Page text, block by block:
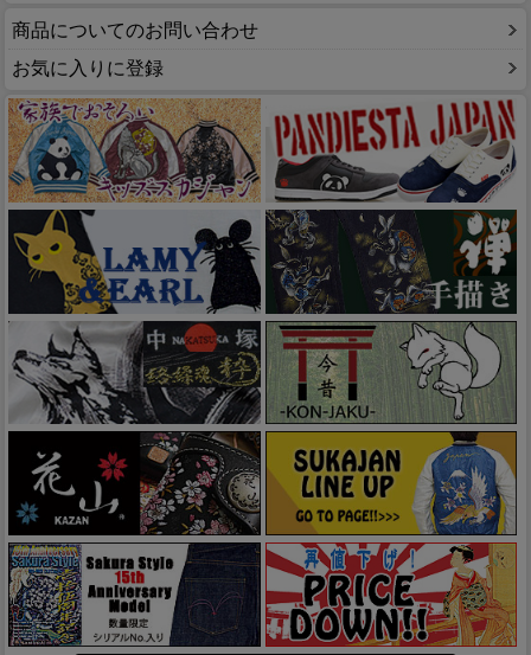
商品についてのお問い合わせ
お気に入りに登録